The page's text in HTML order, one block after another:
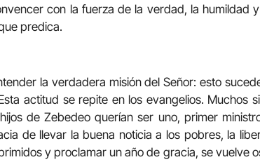
con la fuerza de la verdad, la humildad
predica.
la verdadera misión del Señor: esto
actitud se repite en los evangelios. Muchos
de Zebedeo querían ser uno, primer
de llevar la buena noticia a los pobres, la
y proclamar un año de gracia, se vuelve